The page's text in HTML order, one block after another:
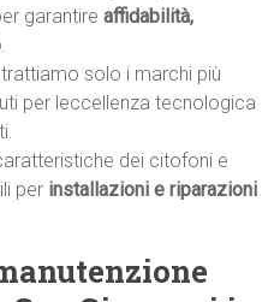
garantireaffidabilità,
.
trattiamo solo i marchi più
per leccellenza tecnologica
dei citofoni e
per installazioni e riparazioni